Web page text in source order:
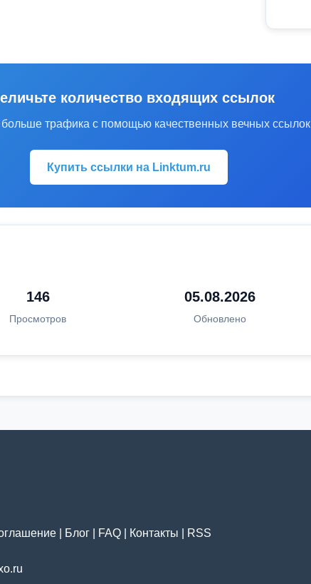
количество входящих ссылок
больше трафика с помощью качественных вечных ссылок
Купить ссылки на Linktum.ru
146
Просмотров
05.08.2026
Обновлено
Блог FAQ Контакты RSS